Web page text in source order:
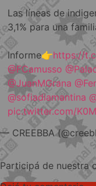
Las líneas de
3,1% para una
Informe👉https://
@FCamusso
@JuanMGrana
@sofiadiamantina
pic.twitter.com/
— CREEBBA
Participá de nuestra